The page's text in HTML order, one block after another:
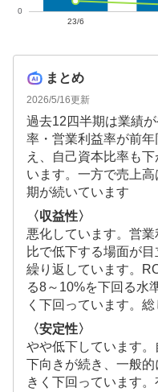
まとめ
2026/5/16更新
過去12四半期は業績
率・営業利益率が前
え、自己資本比率も
います。一方で売上
期が続いています
〈収益性〉
悪化しています。営
比で低下する場面が
繰り返しています。
る8～10%を下回る水
く下回っています。
〈安定性〉
やや低下しています
下向きが続き、一般
きく下回っています